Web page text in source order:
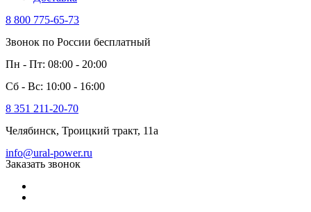
8 800 775-65-73
Звонок по России бесплатный
Пн - Пт: 08:00 - 20:00
Сб - Вс: 10:00 - 16:00
8 351 211-20-70
Челябинск, Троицкий тракт, 11а
info@ural-power.ru
Заказать звонок